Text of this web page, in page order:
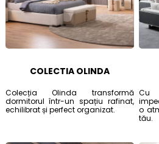
COLECTIA OLINDA
Colecția Olinda transformă
dormitorul într-un spațiu rafinat,
echilibrat și perfect organizat.
Cu
o
tău.